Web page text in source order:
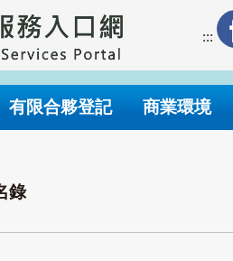
:::
有限合夥登記 商業環境
錄